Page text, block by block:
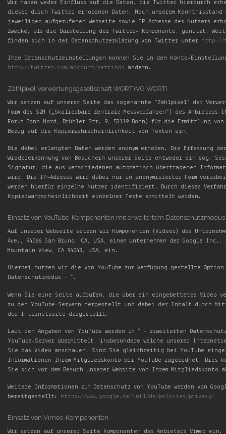
Wir haben weder Einfluss auf die Daten, die Twitter hierdurch
dieser durch Twitter erhobenen Daten. Nach unserem
jeweiligen aufgerufenen Webseite sowie IP-Adresse des Nutzers
Zwecke, als die Darstellung der Twitter- Komponente, genutzt.
finden sich in der Datenschutzerklärung von Twitter unter http://
Ihre Datenschutzeinstellungen können Sie in den Konto-
http://twitter.com/account/settings ändern.
Zählpixel Verwertungsgesellschaft WORT (VG WORT)
Wir setzen auf unserer Seite das sogenannte “Zählpixel” der
Form des SZM („Skalierbare Zentrale Messverfahren“) des Anbieters
Forum Bonn Nord, Brühler Str. 9, 53119 Bonn) für die Ermittlung
Bezug auf die Kopierwahrscheinlichkeit von Texten ein.
Die dabei erlangten Daten werden anonym erhoben. Die Erfassung
Wiedererkennung von Besuchern unserer Seite entweder ein sog.
Signatur, die aus verschiedenen automatisch übertragenen
wird. Die IP-Adresse wird dabei nur in anonymisierter Form
werden hierfür einzelne Nutzer identifiziert. Durch dieses
Kopierwahrscheinlichkeit einzelner Texte ermittelt werden.
Einsatz von YouTube-Komponenten mit erweitertem Datenschutzmodus
Auf unserer Webseite setzen wir Komponenten (Videos) des
Ave., 94066 San Bruno, CA, USA, einem Unternehmen der Google Inc.,
Mountain View, CA 94043, USA, ein.
Hierbei nutzen wir die von YouTube zur Verfügung gestellte
Datenschutzmodus – “.
Wenn Sie eine Seite aufrufen, die über ein eingebettetes Video
zu den YouTube-Servern hergestellt und dabei der Inhalt durch
der Internetseite dargestellt.
Laut den Angaben von YouTube werden im ” – erweiterten
YouTube-Server übermittelt, insbesondere welche unserer
Sie das Video anschauen. Sind Sie gleichzeitig bei YouTube
Informationen Ihrem Mitgliedskonto bei YouTube zugeordnet. Dies
Sie sich vor dem Besuch unserer Website von Ihrem Mitgliedskonto
Weitere Informationen zum Datenschutz von YouTube werden von
bereitgestellt:
https://www.google.de/intl/de/policies/privacy/
Einsatz von Vimeo-Komponenten
Wir setzen auf unserer Seite Komponenten des Anbieters Vimeo